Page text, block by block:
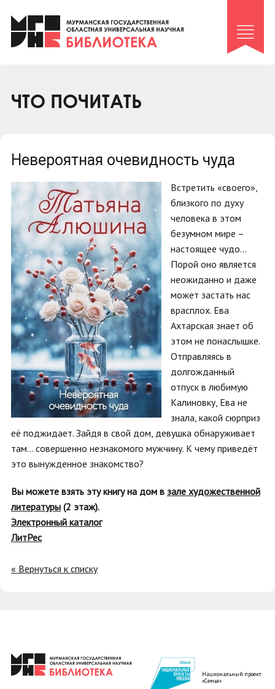
Клуб «Гиря и сельдерей»
Клуб «Семейный архив»
Коллегам
ЧТО ПОЧИТАТЬ
Невероятная очевидность чуда
Встретить «своего»,
близкого по духу
человека в этом
безумном мире –
настоящее чудо…
Порой оно является
неожиданно и даже
может застать нас
врасплох. Ева
Ахтарская знает об
этом не понаслышке.
Отправляясь в
долгожданный
отпуск в любимую
Калиновку, Ева не
знала, какой сюрприз
её поджидает. Зайдя в свой дом, девушка обнаруживает
там… совершенно незнакомого мужчину. К чему приведёт
это вынужденное знакомство?
Вы можете взять эту книгу на дом в зале художественной
литературы (2 этаж).
Электронный каталог
ЛитРес
« Вернуться к списку
Национальный проект
«Семья»